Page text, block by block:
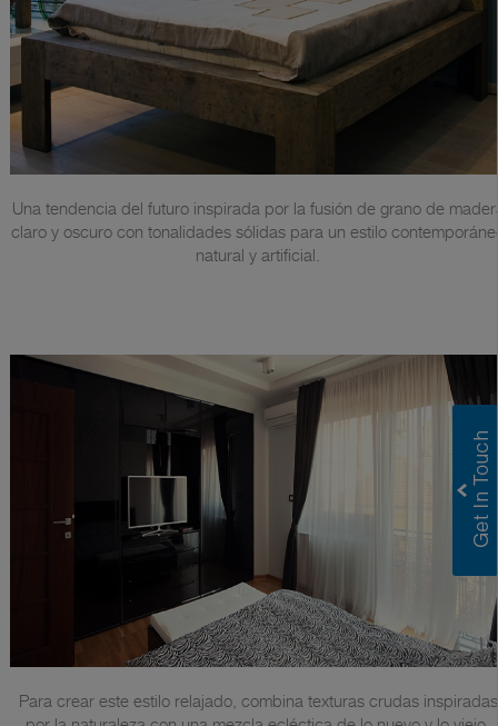
Una tendencia del futuro inspirada por la fusión de grano de
claro y oscuro con tonalidades sólidas para un estilo
natural y artificial.
Para crear este estilo relajado, combina texturas crudas inspiradas